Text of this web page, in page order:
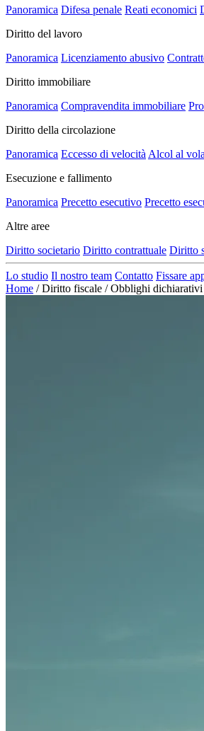
Panoramica Difesa penale Reati economici
Diritto del lavoro
Panoramica Licenziamento abusivo
Diritto immobiliare
Panoramica Compravendita immobiliare
Diritto della circolazione
Panoramica Eccesso di velocità Alcol al
Esecuzione e fallimento
Panoramica Precetto esecutivo Precetto
Altre aree
Diritto societario Diritto contrattuale Diritto
Lo studio Il nostro team Contatto Fissare
Home / Diritto fiscale / Obblighi dichiarativi